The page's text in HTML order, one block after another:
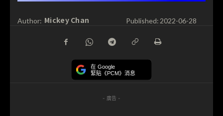
Author: Mickey Chan Published: 2022-06-28
在 Google
緊貼《PCM》消息
- 廣告 -